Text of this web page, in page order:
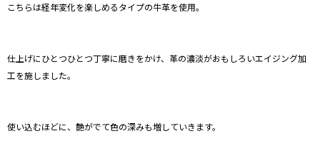
こちらは経年変化を楽しめるタイプの牛革を使用。
仕上げにひとつひとつ丁寧に磨きをかけ、革の濃淡がおもしろいエイジング加
工を施しました。
使い込むほどに、艶がでて色の深みも増していきます。